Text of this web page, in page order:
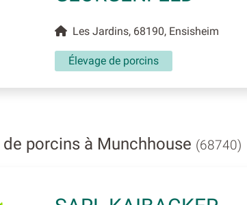
Les Jardins, 68190, Ensisheim
Élevage de porcins
de porcins à Munchhouse (68740)